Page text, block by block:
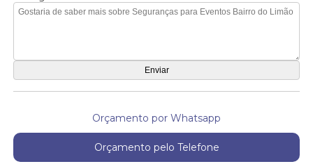
Orçamento por Whatsapp
Orçamento pelo Telefone